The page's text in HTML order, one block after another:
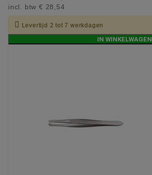
incl. btw € 28,54
 Levertijd 2 tot 7 werkdagen
IN WINKELWAGEN